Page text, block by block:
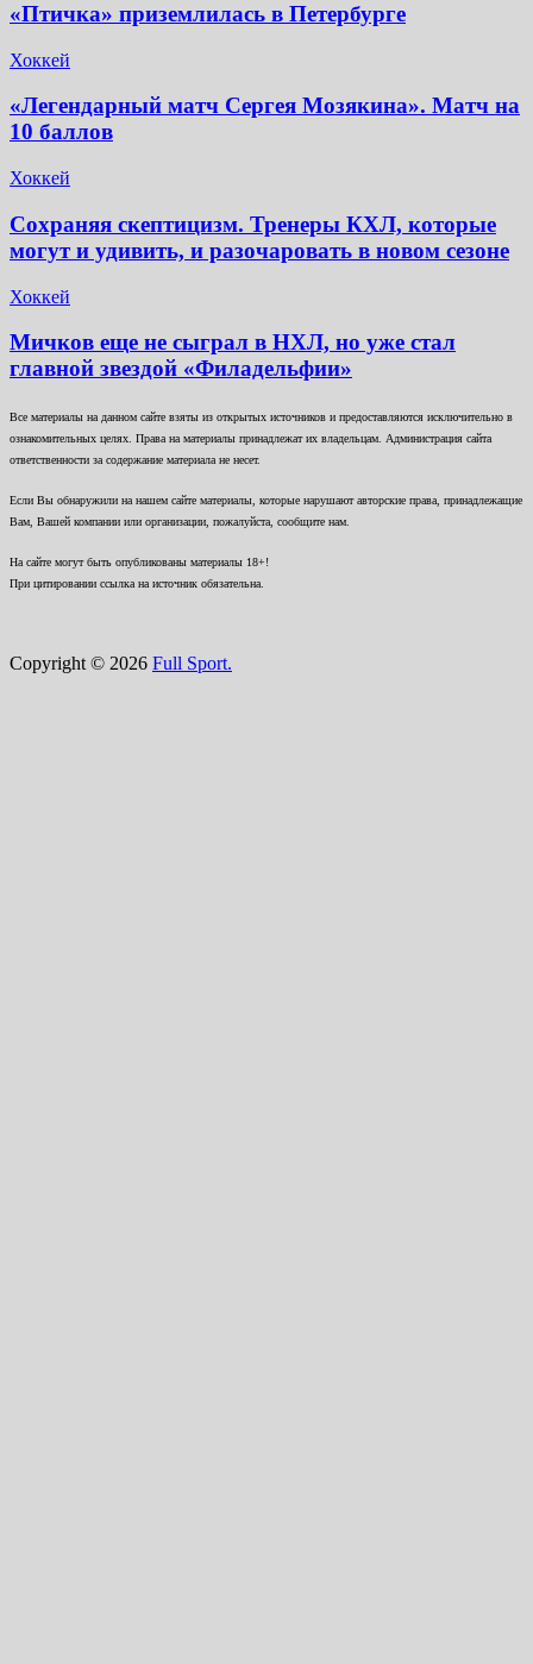
«Птичка» приземлилась в Петербурге
Хоккей
«Легендарный матч Сергея Мозякина». Матч на
10 баллов
Хоккей
Сохраняя скептицизм. Тренеры КХЛ, которые
могут и удивить, и разочаровать в новом сезоне
Хоккей
Мичков еще не сыграл в НХЛ, но уже стал
главной звездой «Филадельфии»
Все материалы на данном сайте взяты из открытых источников и предоставляются исключительно в
ознакомительных целях. Права на материалы принадлежат их владельцам. Администрация сайта
ответственности за содержание материала не несет.
Если Вы обнаружили на нашем сайте материалы, которые нарушают авторские права, принадлежащие
Вам, Вашей компании или организации, пожалуйста, сообщите нам.
На сайте могут быть опубликованы материалы 18+!
При цитировании ссылка на источник обязательна.
Copyright © 2026 Full Sport.